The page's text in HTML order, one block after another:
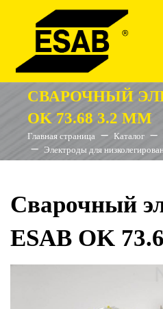
СВАРОЧНЫЙ
OK 73.68 3.2 ММ
Главная страница Каталог
Электроды для
Сварочный
ESAB OK